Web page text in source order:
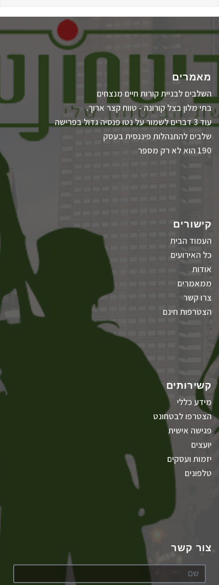
מאמרים
השלבים לבניית קורות חיים מנצחים
בתי מלון בצל קורונה - טווח קצר ארוך.
עוד 3 דברים לשמור על נטו פנסיה גדול בפרישה
שלבים להתנהלות פיננסית בעסק
190 הוא לא רק מספר
קישורים
העמוד הבית
כל האירועים
אודות
ממאמרים
צרו קשר
הצטרפות חינם
קשירותים
מידע כללי
הצטרפו לבטחונט
פגישה אישית
יועצים
יזמות ועסקים
טלפונים
צור קשר